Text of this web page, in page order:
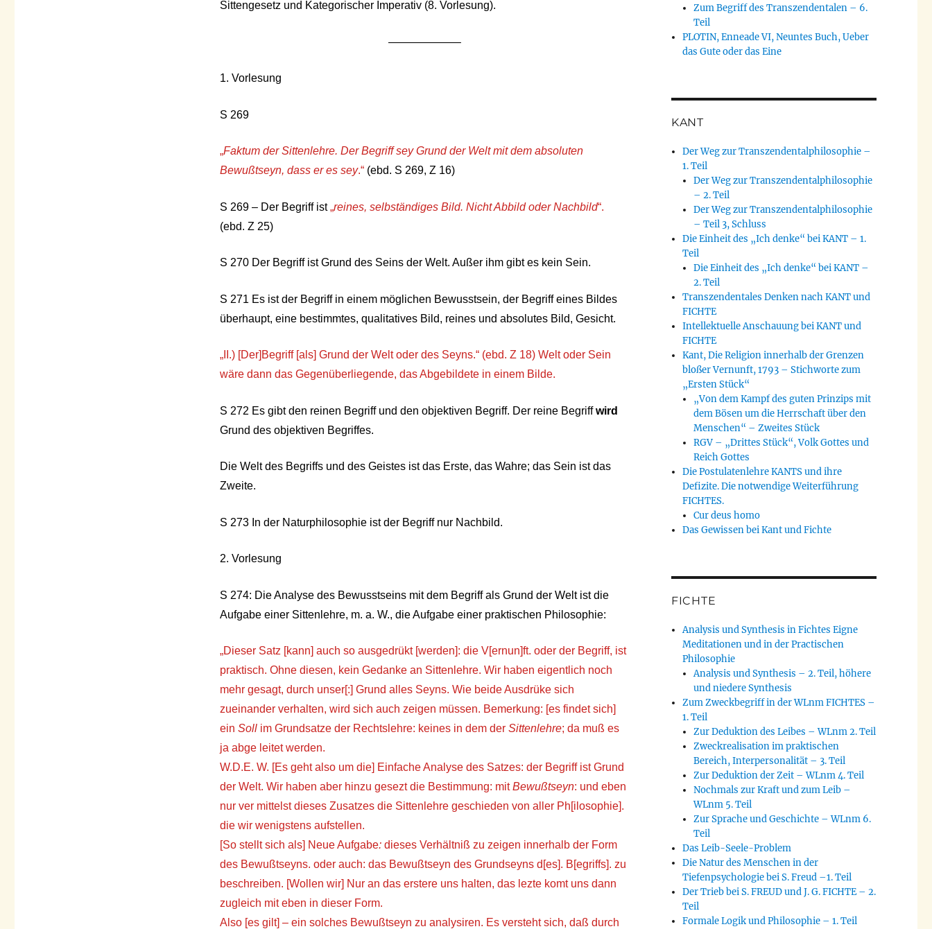
Sittengesetz und Kategorischer Imperativ (8. Vorlesung).
——————–
1. Vorlesung
S 269
„Faktum der Sittenlehre. Der Begriff sey Grund der Welt mit dem absoluten
Bewußtseyn, dass er es sey.“(ebd. S 269, Z 16)
S 269 – Der Begriff ist„reines, selbständiges Bild. Nicht Abbild oder Nachbild“.
(ebd. Z 25)
S 270 Der Begriff ist Grund des Seins der Welt. Außer ihm gibt es kein Sein.
S 271 Es ist der Begriff in einem möglichen Bewusstsein, der Begriff eines Bildes
überhaupt, eine bestimmtes, qualitatives Bild, reines und absolutes Bild, Gesicht.
„II.) [Der]Begriff [als] Grund der Welt oder des Seyns.“ (ebd. Z 18) Welt oder Sein
wäre dann das Gegenüberliegende, das Abgebildete in einem Bilde.
S 272 Es gibt den reinen Begriff und den objektiven Begriff. Der reine Begriffwird
Grund des objektiven Begriffes.
Die Welt des Begriffs und des Geistes ist das Erste, das Wahre; das Sein ist das
Zweite.
S 273 In der Naturphilosophie ist der Begriff nur Nachbild.
2. Vorlesung
S 274: Die Analyse des Bewusstseins mit dem Begriff als Grund der Welt ist die
Aufgabe einer Sittenlehre, m. a. W., die Aufgabe einer praktischen Philosophie:
„Dieser Satz [kann] auch so ausgedrükt [werden]: die V[ernun]ft. oder der Begriff, ist
praktisch. Ohne diesen, kein Gedanke an Sittenlehre. Wir haben eigentlich noch
mehr gesagt, durch unser[:] Grund alles Seyns. Wie beide Ausdrüke sich
zueinander verhalten, wird sich auch zeigen müssen. Bemerkung: [es findet sich]
ein Soll im Grundsatze der Rechtslehre: keines in dem der Sittenlehre; da muß es
ja abge leitet werden.
W.D.E. W. [Es geht also um die] Einfache Analyse des Satzes: der Begriff ist Grund
der Welt. Wir haben aber hinzu gesezt die Bestimmung: mitBewußtseyn: und eben
nur ver mittelst dieses Zusatzes die Sittenlehre geschieden von aller Ph[ilosophie].
die wir wenigstens aufstellen.
[So stellt sich als] Neue Aufgabe: dieses Verhältniß zu zeigen innerhalb der Form
des Bewußtseyns. oder auch: das Bewußtseyn des Grundseyns d[es]. B[egriffs]. zu
beschreiben. [Wollen wir] Nur an das erstere uns halten, das lezte komt uns dann
zugleich mit eben in dieser Form.
Also [es gilt] – ein solches Bewußtseyn zu analysiren. Es versteht sich, daß durch
Zum Begriff des Transzendentalen – 6.
Teil
PLOTIN, Enneade VI, Neuntes Buch, Ueber
das Gute oder das Eine
KANT
Der Weg zur Transzendentalphilosophie –
1. Teil
Der Weg zur Transzendentalphilosophie
– 2. Teil
Der Weg zur Transzendentalphilosophie
– Teil 3, Schluss
Die Einheit des „Ich denke“ bei KANT – 1.
Teil
Die Einheit des „Ich denke“ bei KANT –
2. Teil
Transzendentales Denken nach KANT und
FICHTE
Intellektuelle Anschauung bei KANT und
FICHTE
Kant, Die Religion innerhalb der Grenzen
bloßer Vernunft, 1793 – Stichworte zum
„Ersten Stück“
„Von dem Kampf des guten Prinzips mit
dem Bösen um die Herrschaft über den
Menschen“ – Zweites Stück
RGV – „Drittes Stück“, Volk Gottes und
Reich Gottes
Die Postulatenlehre KANTS und ihre
Defizite. Die notwendige Weiterführung
FICHTES.
Cur deus homo
Das Gewissen bei Kant und Fichte
FICHTE
Analysis und Synthesis in Fichtes Eigne
Meditationen und in der Practischen
Philosophie
Analysis und Synthesis – 2. Teil, höhere
und niedere Synthesis
Zum Zweckbegriff in der WLnm FICHTES –
1. Teil
Zur Deduktion des Leibes – WLnm 2. Teil
Zweckrealisation im praktischen
Bereich, Interpersonalität – 3. Teil
Zur Deduktion der Zeit – WLnm 4. Teil
Nochmals zur Kraft und zum Leib –
WLnm 5. Teil
Zur Sprache und Geschichte – WLnm 6.
Teil
Das Leib-Seele-Problem
Die Natur des Menschen in der
Tiefenpsychologie bei S. Freud –1. Teil
Der Trieb bei S. FREUD und J. G. FICHTE – 2.
Teil
Formale Logik und Philosophie – 1. Teil